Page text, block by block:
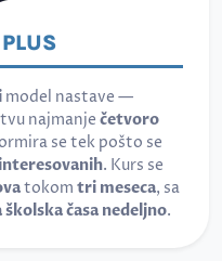
model nastave —
najmanje četvoro
se tek pošto se
. Kurs se
tokom tri meseca, sa
časa nedeljno.